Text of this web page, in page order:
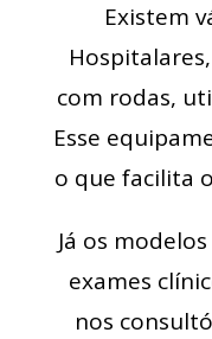
Existem
com rodas,
Esse
o que facilita
Já os
exames
nos